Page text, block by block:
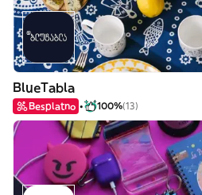
BlueTabla
Besplatno 100%(13)